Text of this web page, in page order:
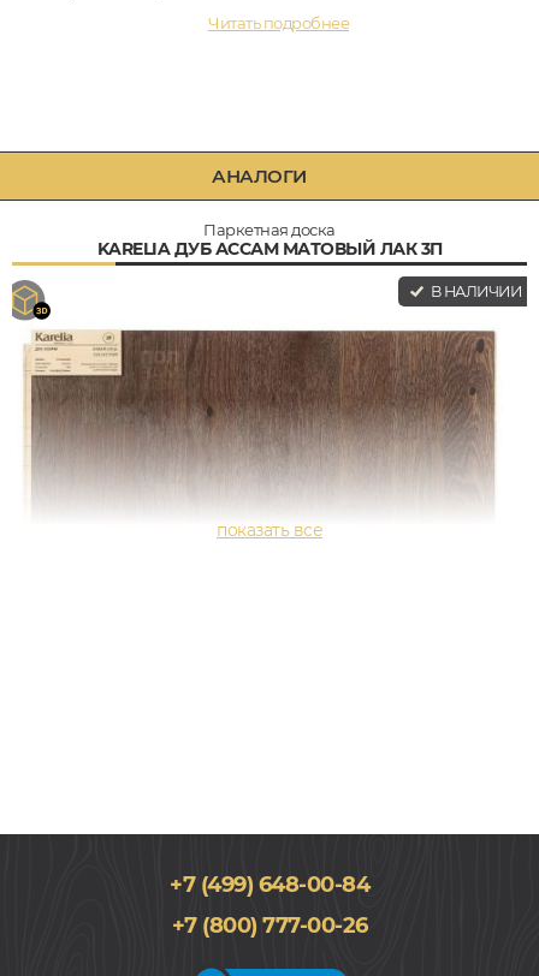
Читать подробнее
АНАЛОГИ
Паркетная доска
KARELIA ДУБ АССАМ МАТОВЫЙ ЛАК 3П
В НАЛИЧИИ
188x2266, 14мм
Дуб, Трехполосный, Лак, Кантри
+7 (499) 648-00-84
+7 (800) 777-00-26